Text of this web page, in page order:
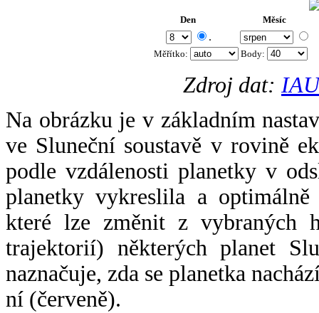
Den Měsíc
.
Měřítko: Body:
Zdroj dat:
Na obrázku je v základním
ve Sluneční soustavě v rovině
podle vzdálenosti planetky v
planetky vykreslila a
které lze změnit z vybraných
trajektorií) některých planet
naznačuje, zda se planetka
ní (červeně).